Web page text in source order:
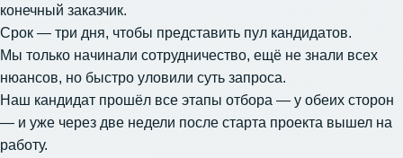
конечный заказчик.
Срок — три дня, чтобы представить пул кандидатов.
Мы только начинали сотрудничество, ещё не знали всех
нюансов, но быстро уловили суть запроса.
Наш кандидат прошёл все этапы отбора — у обеих сторон
— и уже через две недели после старта проекта вышел на
работу.